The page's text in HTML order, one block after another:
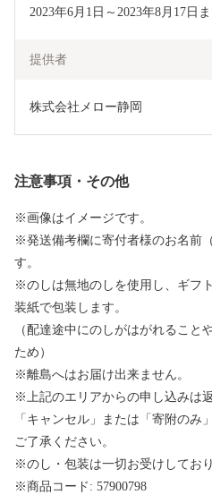
2023年6月1日～2023年8月17日
提供者
株式会社メロー静岡
注意事項・その他
※画像はイメージです。
※発送備考欄に寄付者様のお名前
す。
※のしは無地のしを使用し、ギフ
装紙で包装します。
（配達途中にのしがはがれること
ため）
※離島へはお届け出来ません。
※上記のエリアからの申し込みは
「キャンセル」または「寄附のみ
ご了承ください。
※のし・包装は一切お受けしており
※商品コード: 57900798